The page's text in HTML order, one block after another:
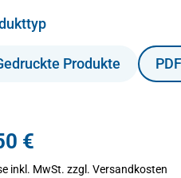
auswählen
Produkte
€
inkl. MwSt. zzgl. Versandkosten